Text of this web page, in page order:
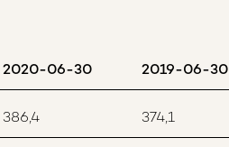
2020-06-30 2019-06-30
386,4 374,1